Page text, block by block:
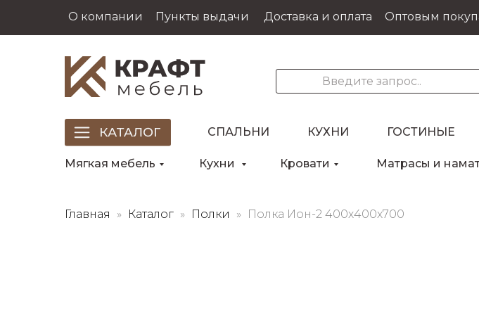
О компании Доставка и оплата Оптовым
Пункты выдачи
СПАЛЬНИ КУХНИ ГОСТИНЫЕ
Кровати
Кухни
Мягкая мебель Матрасы и
Главная Каталог Полки Полка Ион-2 400х400х700